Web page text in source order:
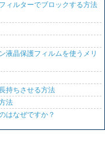
ィルターでブロックする方法
液晶保護フィルムを使うメリ
持ちさせる方法
法
はなぜですか？